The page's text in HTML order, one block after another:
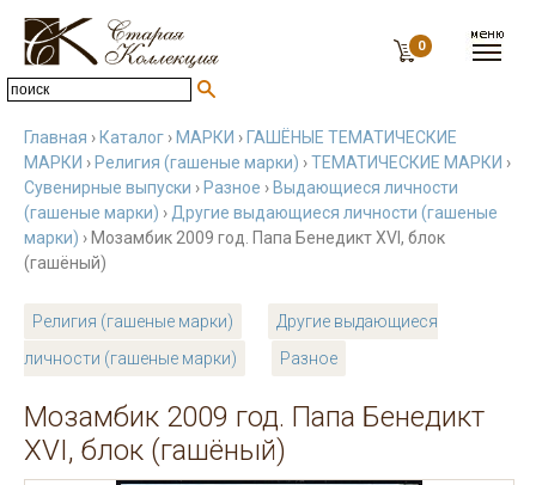
0
Главная › Каталог › МАРКИ › ГАШЁНЫЕ ТЕМАТИЧЕСКИЕ
МАРКИ › Религия (гашеные марки) ›ТЕМАТИЧЕСКИЕ МАРКИ ›
Сувенирные выпуски › Разное › Выдающиеся личности
(гашеные марки) › Другие выдающиеся личности (гашеные
марки) › Мозамбик 2009 год. Папа Бенедикт XVI, блок
(гашёный)
Религия (гашеные марки)
Другие выдающиеся
личности (гашеные марки)
Разное
Мозамбик 2009 год. Папа Бенедикт
XVI, блок (гашёный)